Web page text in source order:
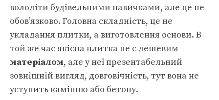
володіти будівельними навичками, але це не
обов’язково. Головна складність, це не
укладання плитки, а виготовлення основи. В
той же час якісна плитка не є дешевим
матеріалом, але у неї презентабельний
зовнішній вигляд, довговічність, тут вона не
уступить камінню або бетону.